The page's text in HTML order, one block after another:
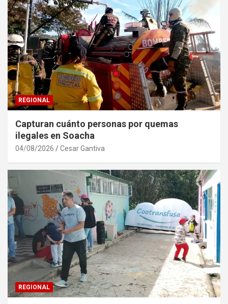
REGIONAL
Capturan cuánto personas por quemas
ilegales en Soacha
04/08/2026 Cesar Gantiva
REGIONAL